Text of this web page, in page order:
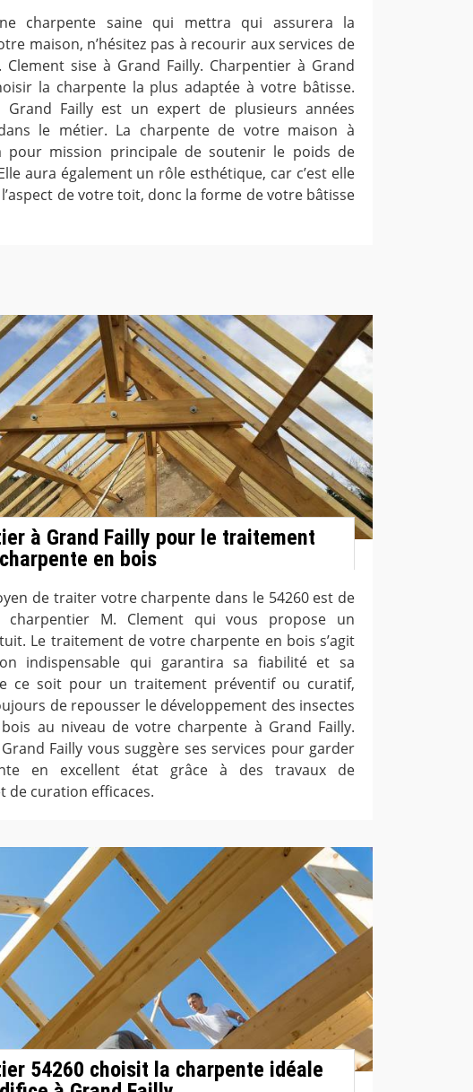
charpente saine qui mettra qui assurera la
maison, n’hésitez pas à recourir aux services de
Clement sise à Grand Failly. Charpentier à Grand
la charpente la plus adaptée à votre bâtisse.
Grand Failly est un expert de plusieurs années
dans le métier. La charpente de votre maison à
pour mission principale de soutenir le poids de
aura également un rôle esthétique, car c’est elle
de votre toit, donc la forme de votre bâtisse
à Grand Failly pour le traitement
en bois
de traiter votre charpente dans le 54260 est de
M. Clement qui vous propose un
Le traitement de votre charpente en bois s’agit
indispensable qui garantira sa fiabilité et sa
ce soit pour un traitement préventif ou curatif,
de repousser le développement des insectes
au niveau de votre charpente à Grand Failly.
Failly vous suggère ses services pour garder
en excellent état grâce à des travaux de
de curation efficaces.
54260 choisit la charpente idéale